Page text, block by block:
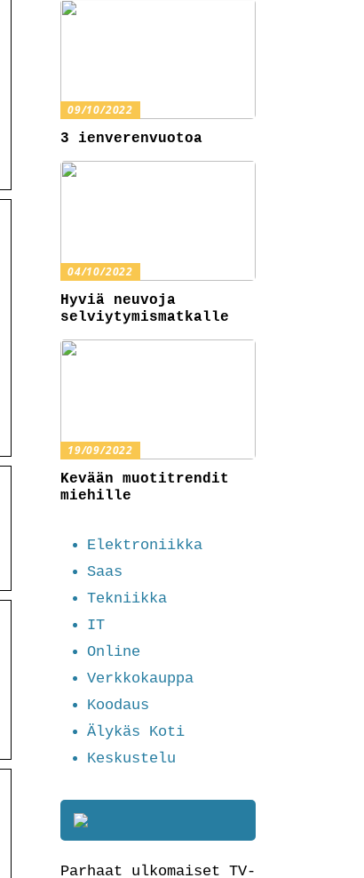
09/10/2022
3 ienverenvuotoa
04/10/2022
Hyviä neuvoja
selviytymismatkalle
19/09/2022
Kevään muotitrendit
miehille
Elektroniikka
Saas
Tekniikka
IT
Online
Verkkokauppa
Koodaus
Älykäs Koti
Keskustelu
Parhaat ulkomaiset TV-